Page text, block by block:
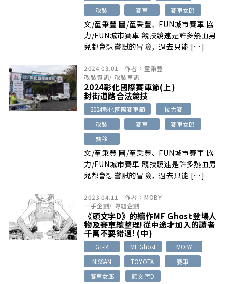
改裝
賽車 賽車女郎
文/童秉豐 圖/童秉豐、FUN城市賽車 協
力/FUN城市賽車 競技競速是許多熱血男
兒都會想嘗試的冒險，過去只能 […]
2024.03.01 作者： 童秉豐
改裝資訊/ 改裝車訊
2024彰化國際賽車節(上)
封街道路合法競技
2024彰化國際賽車節
拉力賽
改裝
賽車
賽車女郎
飄移
文/童秉豐 圖/童秉豐、FUN城市賽車 協
力/FUN城市賽車 競技競速是許多熱血男
兒都會想嘗試的冒險，過去只能 […]
2023.04.11 作者： MOBY
一手企劃/ 專題企劃
《頭文字D》的續作MF Ghost登場人
物及賽車總整理!從中途才加入的讀者
千萬不要錯過! (中)
GT-R MF Ghost
MOBY
NISSAN
TOYOTA
賽車
賽車女郎
頭文字D